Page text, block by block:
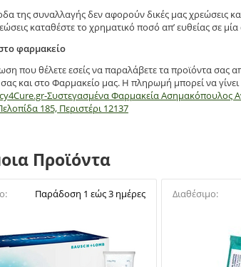
της συναλλαγής δεν αφορούν δικές μας χρεώσεις
καταθέστε το χρηματικό ποσό απ’ ευθείας σε
φαρμακείο
που θέλετε εσείς να παραλάβετε τα προϊόντα σας
και στο Φαρμακείο μας. Η πληρωμή μπορεί να
Συστεγασμένα Φαρμακεία Ασημακόπουλος
185, Περιστέρι 12137
Προϊόντα
Παράδοση 1 εώς 3 ημέρες Διαθέσιμο: